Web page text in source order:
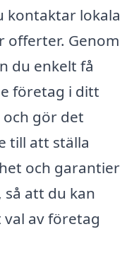
kontaktar lokala
offerter. Genom
du enkelt få
företag i ditt
gör det
till att ställa
och garantier
att du kan
av företag